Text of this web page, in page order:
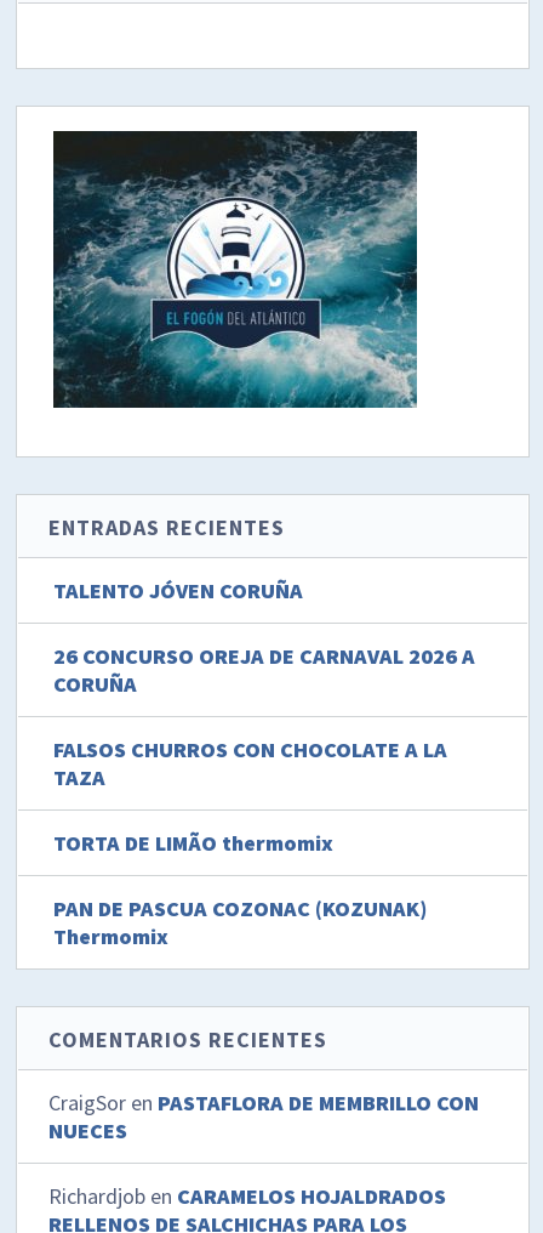
ENTRADAS RECIENTES
TALENTO JÓVEN CORUÑA
26 CONCURSO OREJA DE CARNAVAL 2026 A
CORUÑA
FALSOS CHURROS CON CHOCOLATE A LA
TAZA
TORTA DE LIMÃO thermomix
PAN DE PASCUA COZONAC (KOZUNAK)
Thermomix
COMENTARIOS RECIENTES
CraigSor en PASTAFLORA DE MEMBRILLO CON
NUECES
Richardjob en CARAMELOS HOJALDRADOS
RELLENOS DE SALCHICHAS PARA LOS